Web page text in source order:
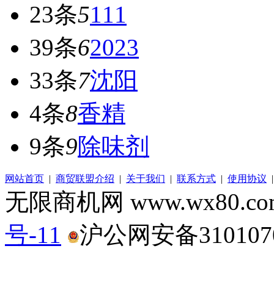
23条5111
39条62023
33条7沈阳
4条8香精
9条9除味剂
网站首页 | 商贸联盟介绍 | 关于我们 | 联系方式 | 使用协议
无限商机网
号-11
沪公网安备